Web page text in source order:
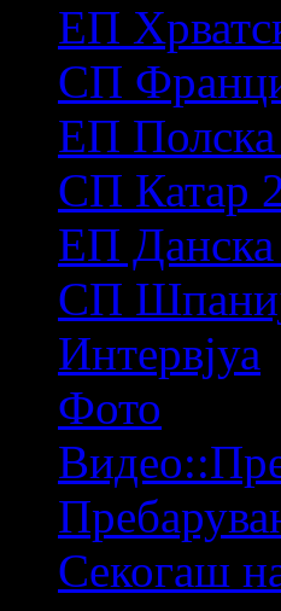
ЕП
СП
ЕП
СП Катар
ЕП
СП
Интервјуа
Фото
Секогаш